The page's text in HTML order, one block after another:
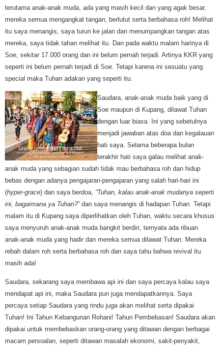
terutama anak-anak muda, ada yang masih kecil dan yang agak besar,
mereka semua mengangkat tangan, berlutut serta berbahasa roh! Melihat
itu saya menangis, saya turun ke jalan dan menumpangkan tangan atas
mereka, saya tidak tahan melihat itu. Dan pada waktu malam harinya di
Soe, sekitar 17.000 orang dan ini belum pernah terjadi. Artinya KKR yang
seperti ini belum pernah terjadi di Soe. Tetapi karena ini sesuatu yang
special maka Tuhan adakan yang seperti itu.
Saudara, anak-anak muda baik yang di
Soe maupun di Kupang, dilawat Tuhan
dengan luar biasa. Ini yang sebetulnya
menjadi jawaban atas doa dan kegalauan
hati saya. Selama beberapa bulan
terakhir hati saya galau melihat anak-
anak muda yang sebagian sudah tidak mau berbahasa roh dan hidup
bebas dengan adanya pengajaran-pengajaran yang salah hari-hari ini
(hyper-grace) dan saya berdoa, “Tuhan, kalau anak-anak mudanya seperti
ini, bagaimana ya Tuhan?”dan saya menangis di hadapan Tuhan. Tetapi
malam itu di Kupang saya diperlihatkan oleh Tuhan, waktu secara khusus
saya menyuruh anak-anak muda bangkit berdiri, ternyata ada ribuan
anak-anak muda yang hadir dan mereka semua dilawat Tuhan. Mereka
rebah dalam roh serta berbahasa roh dan saya tahu bahwa revival itu
masih ada!
Saudara, sekarang saya membawa api ini dan saya percaya kalau saya
mendapat api ini, maka Saudara pun juga mendapatkannya. Saya
percaya setiap Saudara yang rindu juga akan melihat serta dipakai
Tuhan! Ini Tahun Kebangunan Rohani! Tahun Pembebasan! Saudara akan
dipakai untuk membebaskan orang-orang yang ditawan dengan berbagai
macam persoalan, seperti ditawan masalah ekonomi, sakit-penyakit,